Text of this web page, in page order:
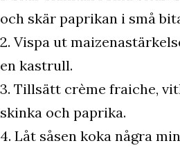
och skär paprikan i små
2. Vispa ut
en kastrull.
3. Tillsätt crème fraiche,
skinka och paprika.
4. Låt såsen koka några